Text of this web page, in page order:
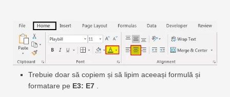
Trebuie doar să copiem și să lipim aceeași formulă și
formatare pe E3: E7 .